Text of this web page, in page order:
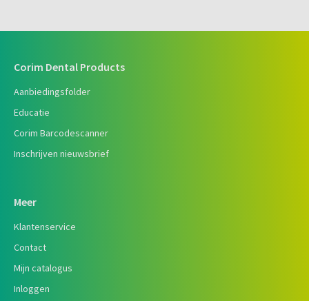
Corim Dental Products
Aanbiedingsfolder
Educatie
Corim Barcodescanner
Inschrijven nieuwsbrief
Meer
Klantenservice
Contact
Mijn catalogus
Inloggen